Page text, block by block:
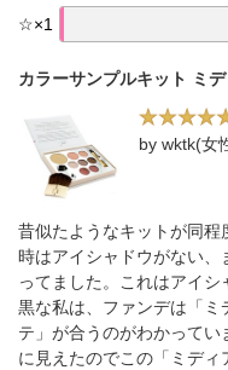
☆×1
カラーサンプルキット ミ
by wktk(女
昔似たようなキットが同
時はアイシャドウがない、
ってました。これはアイ
黒な私は、ファンデは「ミ
テ」が合うのがわかってい
に見えたのでこの「ミデ